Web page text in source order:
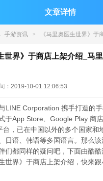
文章详情
手游资讯 > 《马里奥医生世界》于
世界》于商店上架介绍_马
： 2019-10-01 12:06:53
LINE Corporation 携手打造的
于App Store、Google Play 商
台，已在中国以外的多个国家和
日语、韩语等多国语言。那么
们都同样的疑问吧，下面由酷
世界》于商店上架介绍，快来